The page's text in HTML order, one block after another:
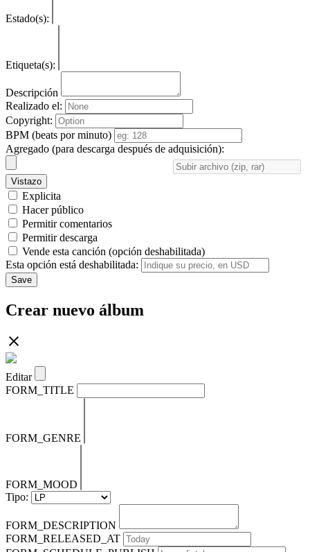
Estado(s):
Etiqueta(s):
Descripción
Realizado el:
Copyright:
BPM (beats por minuto)
Agregado (para descarga después de adquisición):
Vistazo
Explicita
Hacer público
Permitir comentarios
Permitir descarga
Vende esta canción (opción deshabilitada)
Esta opción está deshabilitada:
Save
Crear nuevo álbum
Editar
FORM_TITLE
FORM_GENRE
FORM_MOOD
Tipo:
FORM_DESCRIPTION
FORM_RELEASED_AT